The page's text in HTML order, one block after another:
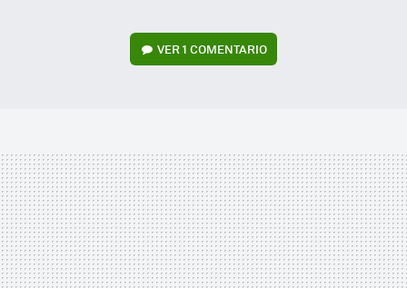
VER1 COMENTARIO